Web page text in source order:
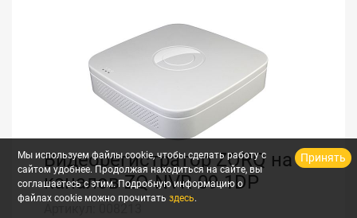
Видеорегистратор ZORQ на 9
каналов ZQ-NVR-09-1DP
Мы используем файлы cookie, чтобы сделать работу с
сайтом удобнее. Продолжая находиться на сайте, вы
соглашаетесь с этим. Подробную информацию о
файлах cookie можно прочитатьздесь.
Принять